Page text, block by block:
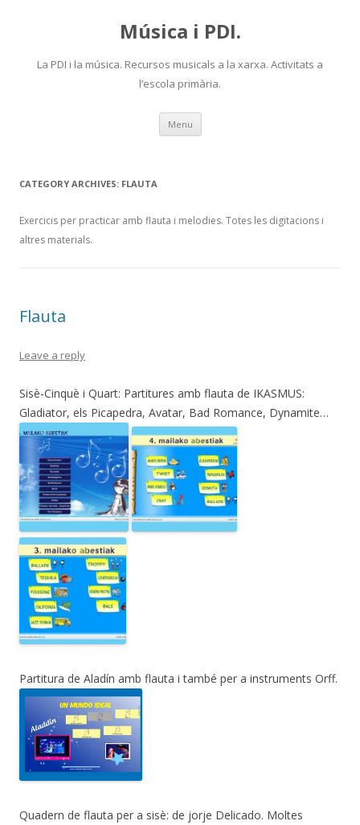
Música i PDI.
La PDI i la música. Recursos musicals a la xarxa. Activitats a
l’escola primària.
Menu Skip
content
CATEGORY ARCHIVES: FLAUTA
Exercicis per practicar amb flauta i melodies. Totes les digitacions i
altres materials.
Flauta
Leave a reply
Sisè-Cinquè i Quart: Partitures amb flauta de IKASMUS:
Gladiator, els Picapedra, Avatar, Bad Romance, Dynamite…
Partitura de Aladín amb flauta i també per a instruments Orff.
Quadern de flauta per a sisè: de jorje Delicado. Moltes